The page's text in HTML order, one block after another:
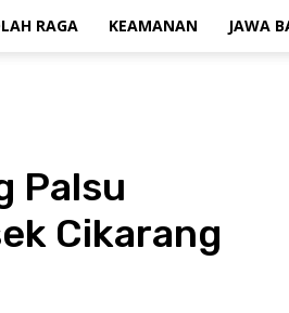
RAGA KEAMANAN JAWA
Palsu
Cikarang